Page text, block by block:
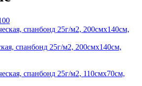
спанбонд 25г/м2, 200смх140см,